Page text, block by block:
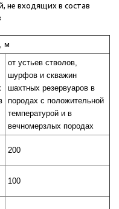
не входящих в состав
м
от устьев стволов,
шурфов и скважин
шахтных резервуаров в
породах с положительной
температурой и в
вечномерзлых породах
200
100